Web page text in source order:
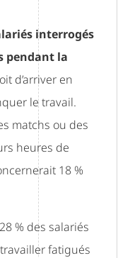
interrogés
pendant la
d’arriver en
le travail.
matchs ou des
heures de
18 %
% des salariés
fatigués